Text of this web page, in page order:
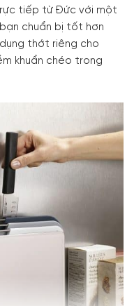
tiếp từ Đức với một
chuẩn bị tốt hơn
thớt riêng cho
khuẩn chéo trong